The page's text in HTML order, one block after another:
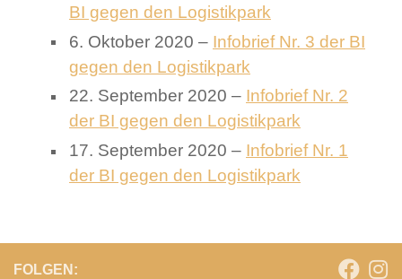
BI gegen den Logistikpark
6. Oktober 2020 – Infobrief Nr. 3 der BI
gegen den Logistikpark
22. September 2020 – Infobrief Nr. 2
der BI gegen den Logistikpark
17. September 2020 – Infobrief Nr. 1
der BI gegen den Logistikpark
FOLGEN: